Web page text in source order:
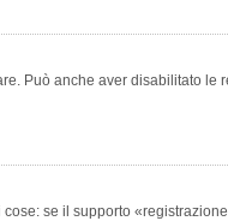
Può anche aver disabilitato
se il supporto